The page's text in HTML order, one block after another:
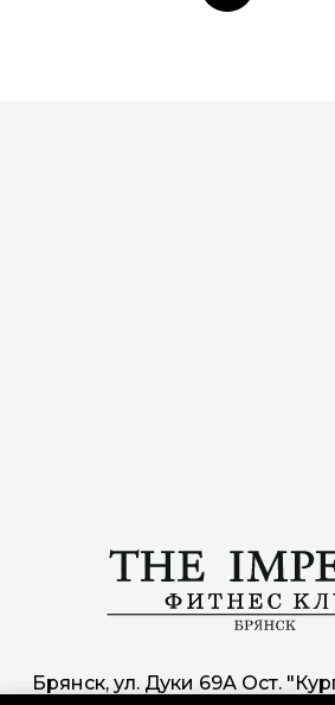
Брянск, ул. Дуки 69А Ост.